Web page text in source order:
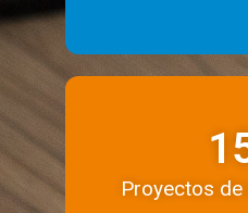
Proyectos